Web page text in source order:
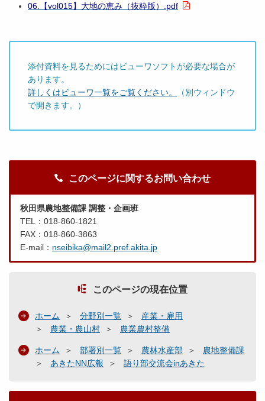
06.【vol015】大地の恵み（抜粋版）.pdf
添付資料を見るためにはビューワソフトが必要な場合が
あります。
詳しくはビューワ一覧をご覧ください。
（別ウィンドウ
で開きます。）
このページに関するお問い合わせ
秋田県農地整備課 調整・企画班
TEL：018-860-1821
FAX：018-860-3863
E-mail： nseibika@mail2.pref.akita.jp
このページの現在位置
ホーム 分野別一覧
産業・雇用
農業・農山村
農業農村整備
ホーム 部署別一覧 農林水産部
農地整備課
あきたNN広報
語り部交流会inあきた